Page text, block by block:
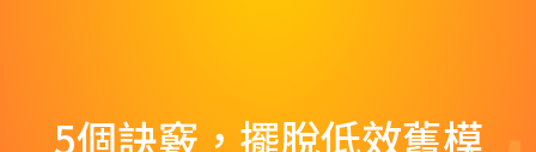
5個訣竅，擺脫低效舊模